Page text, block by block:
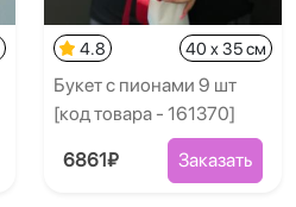
4.8 40 x 35 см
Букет с пионами 9 шт
[код товара - 161370]
6861₽ Заказать